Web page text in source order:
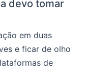
devo tomar
em duas
e ficar de olho
de